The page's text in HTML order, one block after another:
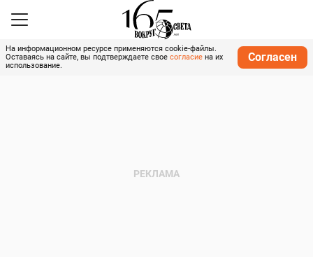
На информационном ресурсе применяются cookie-файлы.
Оставаясь на сайте, вы подтверждаете свое согласие на их
использование.
Согласен